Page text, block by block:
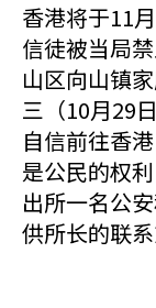
香港将于11
信徒被当局
山区向山镇
三（10月29
自信前往香
是公民的权
出所一名公
供所长的联系